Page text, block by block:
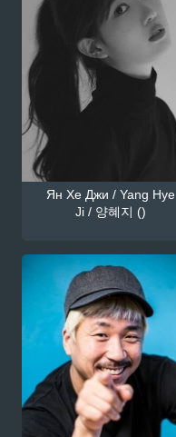
Ян Хе Джи / Yang Hye
Ji / 양혜지 ()